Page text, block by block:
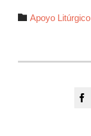
 Autor
Apoyo Litúrgico
